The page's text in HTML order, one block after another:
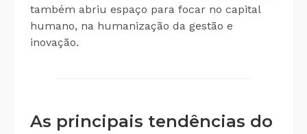
também abriu espaço para focar no capital
humano, na humanização da gestão e
inovação.
As principais tendências do